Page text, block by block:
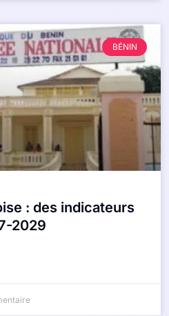
BÉNIN
: des indicateurs
2029